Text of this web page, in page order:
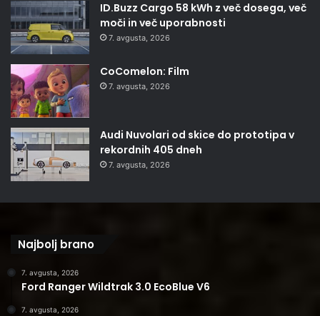
ID.Buzz Cargo 58 kWh z več dosega, več
moči in več uporabnosti
7. avgusta, 2026
CoComelon: Film
7. avgusta, 2026
Audi Nuvolari od skice do prototipa v
rekordnih 405 dneh
7. avgusta, 2026
Najbolj brano
7. avgusta, 2026
Ford Ranger Wildtrak 3.0 EcoBlue V6
7. avgusta, 2026